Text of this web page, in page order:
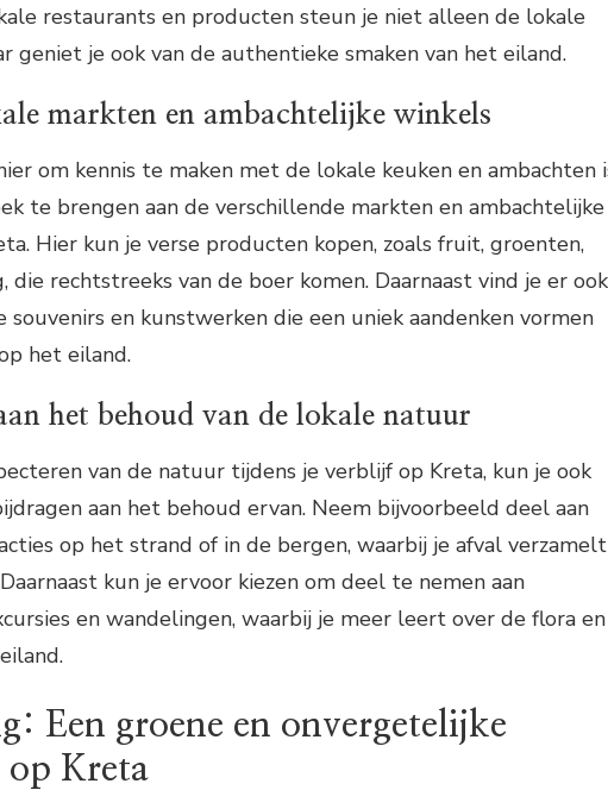
restaurants en producten steun je niet alleen de lokale
geniet je ook van de authentieke smaken van het eiland.
markten en ambachtelijke winkels
om kennis te maken met de lokale keuken en ambachten
te brengen aan de verschillende markten en ambachtelijke
Hier kun je verse producten kopen, zoals fruit, groenten,
die rechtstreeks van de boer komen. Daarnaast vind je er ook
souvenirs en kunstwerken die een uniek aandenken vormen
het eiland.
het behoud van de lokale natuur
van de natuur tijdens je verblijf op Kreta, kun je ook
aan het behoud ervan. Neem bijvoorbeeld deel aan
op het strand of in de bergen, waarbij je afval verzamelt
kun je ervoor kiezen om deel te nemen aan
en wandelingen, waarbij je meer leert over de flora en
Een groene en onvergetelijke
op Kreta